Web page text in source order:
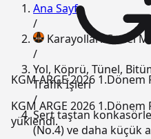
KGM ARGE 2026 1.Dönem
KGM ARGE 2026 1.Dönem
yüklendi.
Ana Sayfa
/
Karayolları Genel
/
Yol, Köprü, Tünel,
Trafik İşleri
/
Sert taştan konkasörle
(No.4) ve daha küçük